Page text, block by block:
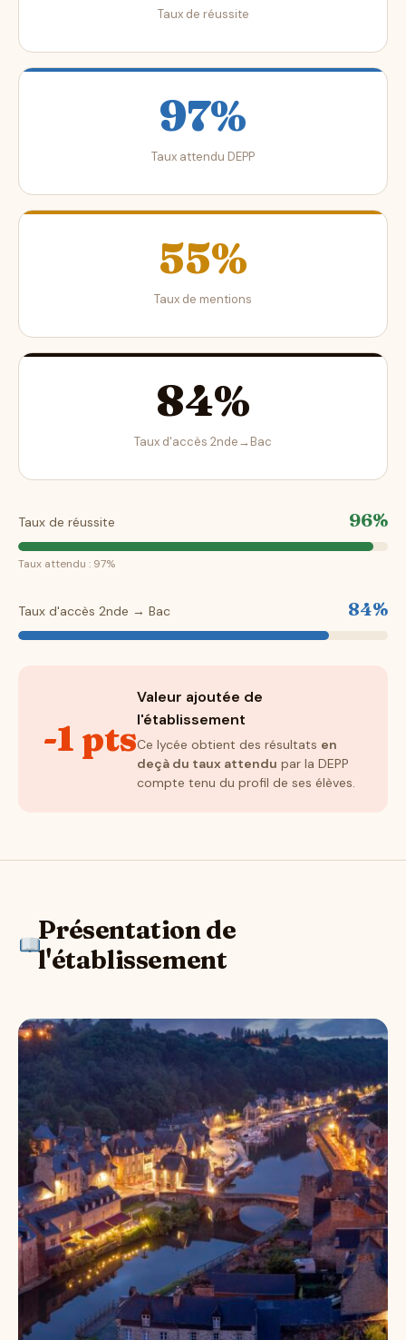
Taux de réussite
97%
Taux attendu DEPP
55%
Taux de mentions
84%
Taux d'accès 2nde→Bac
Taux de réussite 96%
Taux attendu : 97%
Taux d'accès 2nde → Bac 84%
-1 pts
Valeur ajoutée de
l'établissement
Ce lycée obtient des résultats en
deçà du taux attendu par la DEPP
compte tenu du profil de ses élèves.
Présentation de
l'établissement